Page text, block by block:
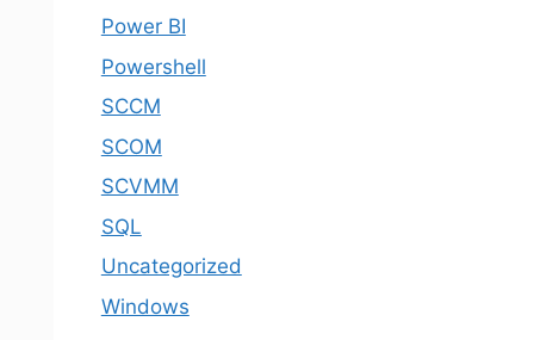
Power BI
Powershell
SCCM
SCOM
SCVMM
SQL
Uncategorized
Windows